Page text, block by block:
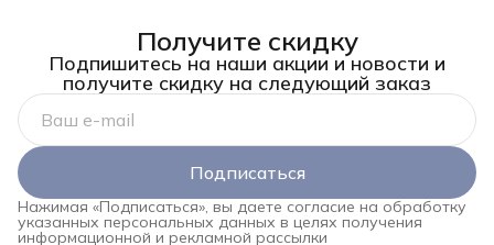
Получите скидку
Подпишитесь на наши акции и новости и
получите скидку на следующий заказ
Подписаться
Нажимая «Подписаться», вы даете согласие на обработку
указанных персональных данных в целях получения
информационной и рекламной рассылки